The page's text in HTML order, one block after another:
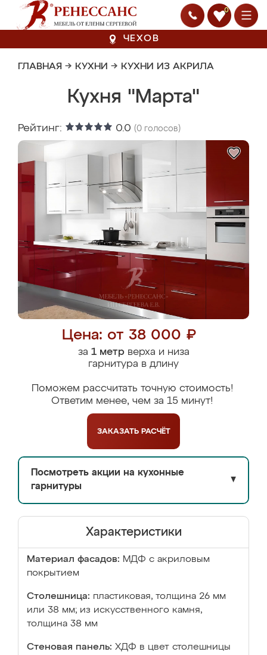
0
ЧЕХОВ
ГЛАВНАЯ → КУХНИ → КУХНИ ИЗ АКРИЛА
Кухня "Марта"
Рейтинг: 0.0 (0 голосов)
Цена: от 38 000 ₽
за 1 метрверха и низа
гарнитура в длину
Поможем рассчитать точную стоимость!
Ответим менее, чем за 15 минут!
ЗАКАЗАТЬ РАСЧЁТ
Посмотреть акции на кухонные
гарнитуры
▼
Характеристики
Материал фасадов: МДФ с акриловым
покрытием
Столешница: пластиковая, толщина 26 мм
или 38 мм; из искусственного камня,
толщина 38 мм
Стеновая панель: ХДФ в цвет столешницы